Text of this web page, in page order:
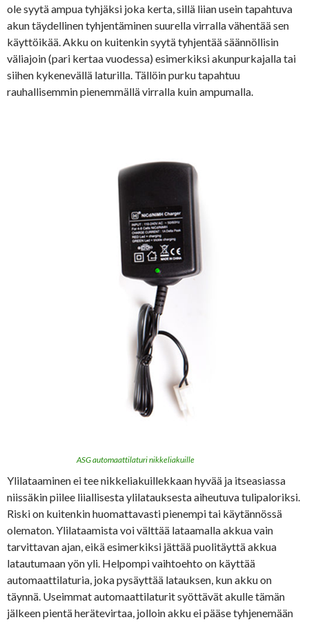
ole syytä ampua tyhjäksi joka kerta, sillä liian usein tapahtuva
akun täydellinen tyhjentäminen suurella virralla vähentää sen
käyttöikää. Akku on kuitenkin syytä tyhjentää säännöllisin
väliajoin (pari kertaa vuodessa) esimerkiksi akunpurkajalla tai
siihen kykenevällä laturilla. Tällöin purku tapahtuu
rauhallisemmin pienemmällä virralla kuin ampumalla.
ASG automaattilaturi nikkeliakuille
Ylilataaminen ei tee nikkeliakuillekkaan hyvää ja itseasiassa
niissäkin piilee liiallisesta ylilatauksesta aiheutuva tulipaloriksi.
Riski on kuitenkin huomattavasti pienempi tai käytännössä
olematon. Ylilataamista voi välttää lataamalla akkua vain
tarvittavan ajan, eikä esimerkiksi jättää puolitäyttä akkua
latautumaan yön yli. Helpompi vaihtoehto on käyttää
automaattilaturia, joka pysäyttää latauksen, kun akku on
täynnä. Useimmat automaattilaturit syöttävät akulle tämän
jälkeen pientä herätevirtaa, jolloin akku ei pääse tyhjenemään